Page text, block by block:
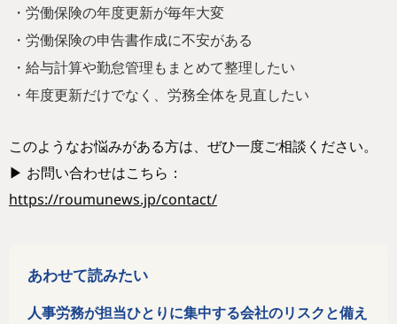
・労働保険の年度更新が毎年大変
・労働保険の申告書作成に不安がある
・給与計算や勤怠管理もまとめて整理したい
・年度更新だけでなく、労務全体を見直したい
このようなお悩みがある方は、ぜひ一度ご相談ください。
▶ お問い合わせはこちら：
https://roumunews.jp/contact/
あわせて読みたい
人事労務が担当ひとりに集中する会社のリスクと備え